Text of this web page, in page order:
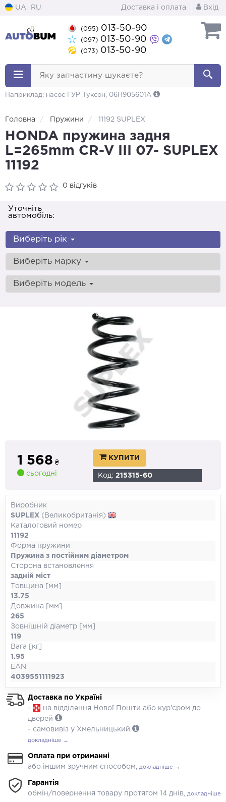
UA RU Доставка і оплата Вхід
(095) 013-50-90
(097) 013-50-90
(073) 013-50-90
Яку запчастину шукаєте?
Наприклад: насос ГУР Туксон, 06H905601A
Головна Пружини 11192 SUPLEX
HONDA пружина задня
L=265mm CR-V III 07- SUPLEX
11192
0 відгуків
Уточніть
автомобіль:
Виберіть рік
Виберіть марку
Виберіть модель
1 568 ₴
сьогодні
КУПИТИ
Код: 215315-60
Виробник
SUPLEX (Великобританія)
Каталоговий номер
11192
Форма пружини
Пружина з постійним діаметром
Сторона встановлення
задній міст
Товщина [мм]
13.75
Довжина [мм]
265
Зовнішній діаметр [мм]
119
Вага [кг]
1.95
EAN
4039551111923
Доставка по Україні
-
на відділення Нової Пошти або кур'єром до
дверей
- самовивіз у Хмельницький
докладніше →
Оплата при отриманні
або іншим зручним способом, докладніше →
Гарантія
обмін/повернення товару протягом 14 днів, докладніше